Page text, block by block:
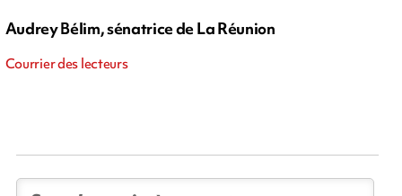
Audrey Bélim, sénatrice de La Réunion
Courrier des lecteurs